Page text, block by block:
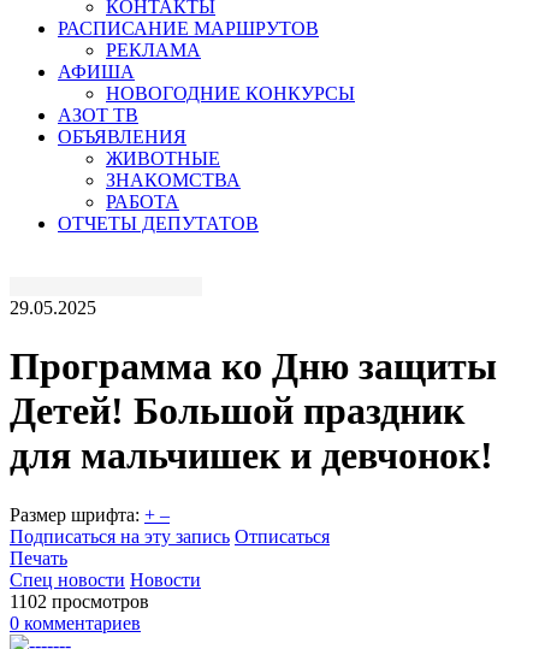
КОНТАКТЫ
РАСПИСАНИЕ МАРШРУТОВ
РЕКЛАМА
АФИША
НОВОГОДНИЕ КОНКУРСЫ
АЗОТ ТВ
ОБЪЯВЛЕНИЯ
ЖИВОТНЫЕ
ЗНАКОМСТВА
РАБОТА
ОТЧЕТЫ ДЕПУТАТОВ
29.05.2025
Программа ко Дню защиты
Детей! Большой праздник
для мальчишек и девчонок!
Размер шрифта: + –
Подписаться на эту запись Отписаться
Печать
Спец новости Новости
1102 просмотров
0 комментариев